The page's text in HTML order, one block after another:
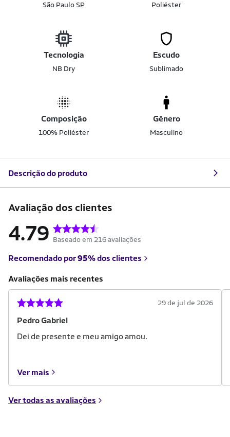
São Paulo SP Poliéster
Tecnologia
NB Dry
Escudo
Sublimado
Composição
100% Poliéster
Gênero
Masculino
Descrição do produto
Avaliação dos clientes
4.79 Baseado em 216 avaliações
Recomendado por95%dos clientes
Avaliações mais recentes
Pedro Gabriel
29 de jul de 2026
Dei de presente e meu amigo amou.
Ver mais
Ver todas as avaliações